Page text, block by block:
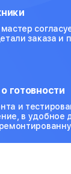
заказа и
готовности
и
в удобное